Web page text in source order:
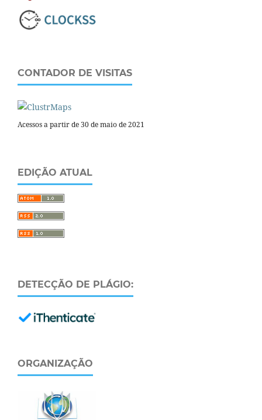
CONTADOR DE VISITAS
Acessos a partir de 30 de maio de 2021
EDIÇÃO ATUAL
DETECÇÃO DE PLÁGIO:
ORGANIZAÇÃO